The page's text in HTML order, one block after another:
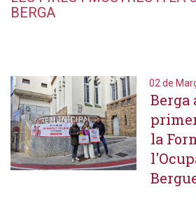
BERGA
02 de
Berga
la